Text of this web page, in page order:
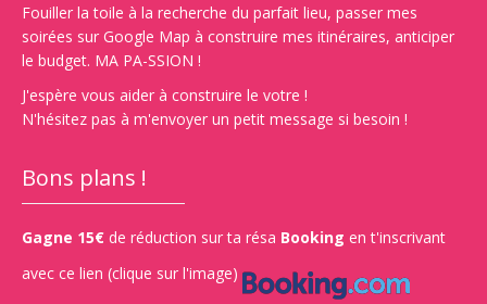
Fouiller la toile à la recherche du parfait lieu, passer mes
soirées sur Google Map à construire mes itinéraires, anticiper
le budget. MA PA-SSION !
J'espère vous aider à construire le votre !
N'hésitez pas à m'envoyer un petit message si besoin !
Bons plans !
Gagne 15€ de réduction sur ta résa Booking en t'inscrivant
avec ce lien (clique sur l'image)